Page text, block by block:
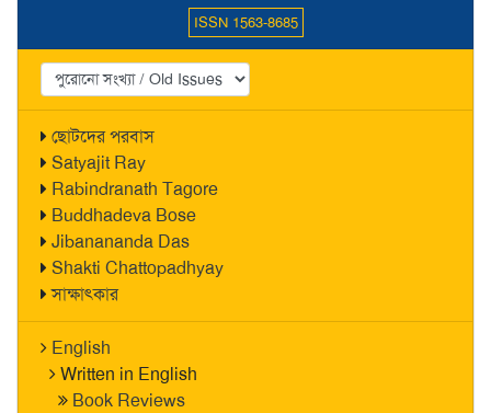
ISSN 1563-8685
ছোটদের পরবাস
Satyajit Ray
Rabindranath Tagore
Buddhadeva Bose
Jibanananda Das
Shakti Chattopadhyay
সাক্ষাৎকার
English
Written in English
Book Reviews